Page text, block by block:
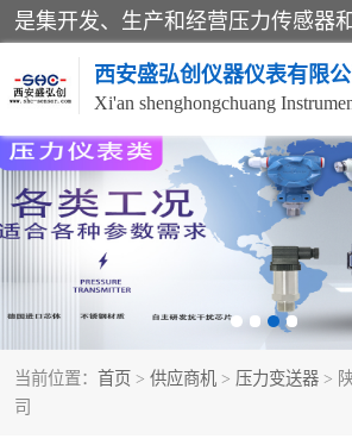
西安盛弘创仪器仪表有限公
当前位置： 首页 > 供应商机 > 压力变送器 >
司
称重传感器 超声
压力变送器 通用
液位变送器 流量计
位移传感器 差压